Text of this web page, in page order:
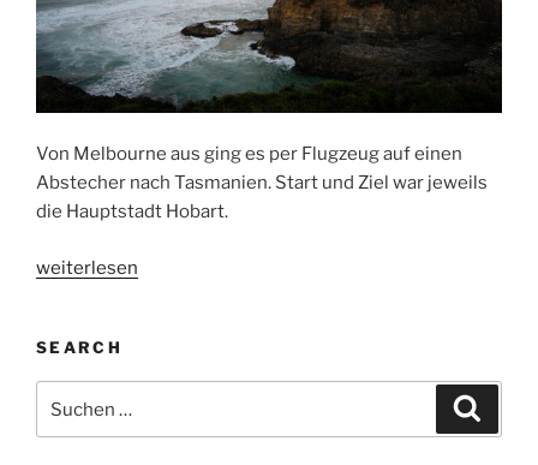
Von Melbourne aus ging es per Flugzeug auf einen
Abstecher nach Tasmanien. Start und Ziel war jeweils
die Hauptstadt Hobart.
„Hobart
Osten
Tasmaniens“
weiterlesen
SEARCH
nach: